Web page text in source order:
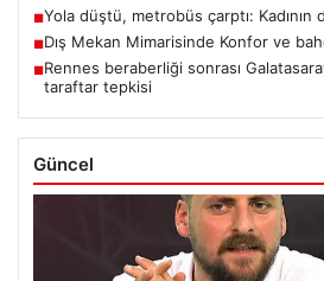
■Yola düştü, metrobüs çarptı: Kadının
■Dış Mekan Mimarisinde Konfor ve
■Rennes beraberliği sonrası
taraftar tepkisi
Güncel